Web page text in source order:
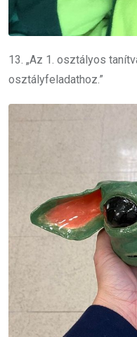
13. „Az 1. osztályos
osztályfeladathoz.”